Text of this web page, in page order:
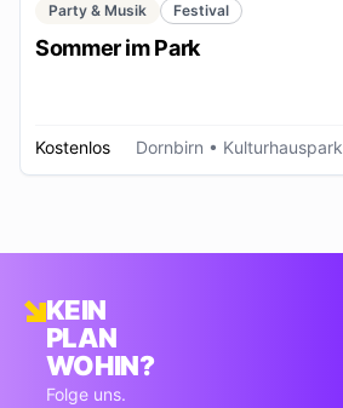
Party & Musik
Festival
Sommer im Park
Kostenlos Dornbirn • Kulturhauspark
KEIN
PLAN
WOHIN?
Folge uns.